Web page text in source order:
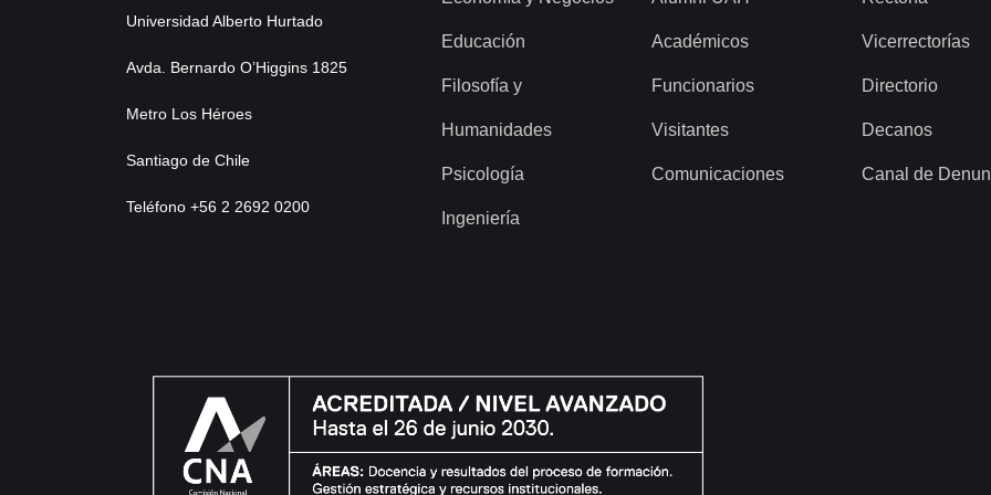
Universidad Alberto Hurtado
Avda. Bernardo O’Higgins 1825
Metro Los Héroes
Santiago de Chile
Teléfono +56 2 2692 0200
Educación
Filosofía y
Humanidades
Psicología
Ingeniería
Académicos
Funcionarios
Visitantes
Comunicaciones
Vicerrectorías
Directorio
Decanos
Canal de